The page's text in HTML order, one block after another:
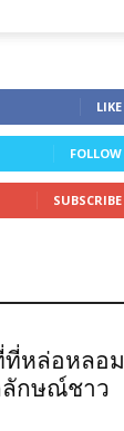
LIKE
FOLLOW
SUBSCRIBE
ที่หล่อหลอม
ลักษณ์ชาว